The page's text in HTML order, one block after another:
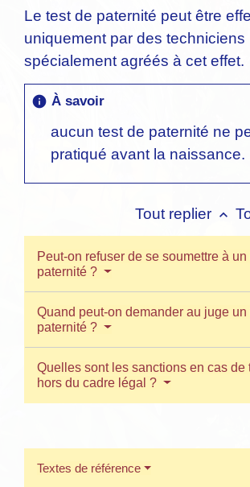
Le test de paternité peut être
uniquement par des techniciens
spécialement agréés à cet effet.
info À savoir
aucun test de paternité ne
pratiqué avant la naissance.
Tout replier keyboard_arrow_up
Peut-on refuser de se soumettre à un
paternité ?
Quand peut-on demander au juge un
paternité ?
Quelles sont les sanctions en cas de
hors du cadre légal ?
Textes de référence